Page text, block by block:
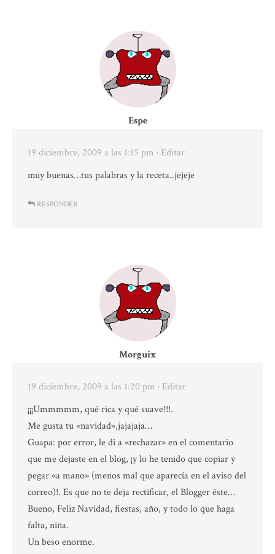
Espe
19 diciembre, 2009 a las 1:15 pm · Editar
muy buenas…tus palabras y la receta..jejeje
RESPONDER
Morguix
19 diciembre, 2009 a las 1:20 pm · Editar
¡¡¡Ummmmm, qué rica y qué suave!!!.
Me gusta tu «navidad»,jajajaja…
Guapa: por error, le di a «rechazar» en el comentario
que me dejaste en el blog, ¡y lo he tenido que copiar y
pegar «a mano» (menos mal que aparecía en el aviso del
correo)!. Es que no te deja rectificar, el Blogger éste…
Bueno, Feliz Navidad, fiestas, año, y todo lo que haga
falta, niña.
Un beso enorme.